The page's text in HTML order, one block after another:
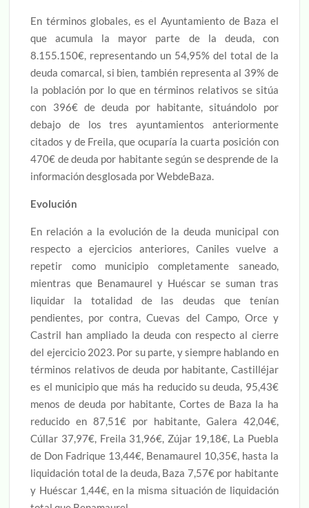
En términos globales, es el Ayuntamiento de Baza el
que acumula la mayor parte de la deuda, con
8.155.150€, representando un 54,95% del total de la
deuda comarcal, si bien, también representa al 39% de
la población por lo que en términos relativos se sitúa
con 396€ de deuda por habitante, situándolo por
debajo de los tres ayuntamientos anteriormente
citados y de Freila, que ocuparía la cuarta posición con
470€ de deuda por habitante según se desprende de la
información desglosada por WebdeBaza.
Evolución
En relación a la evolución de la deuda municipal con
respecto a ejercicios anteriores, Caniles vuelve a
repetir como municipio completamente saneado,
mientras que Benamaurel y Huéscar se suman tras
liquidar la totalidad de las deudas que tenían
pendientes, por contra, Cuevas del Campo, Orce y
Castril han ampliado la deuda con respecto al cierre
del ejercicio 2023. Por su parte, y siempre hablando en
términos relativos de deuda por habitante, Castilléjar
es el municipio que más ha reducido su deuda, 95,43€
menos de deuda por habitante, Cortes de Baza la ha
reducido en 87,51€ por habitante, Galera 42,04€,
Cúllar 37,97€, Freila 31,96€, Zújar 19,18€, La Puebla
de Don Fadrique 13,44€, Benamaurel 10,35€, hasta la
liquidación total de la deuda, Baza 7,57€ por habitante
y Huéscar 1,44€, en la misma situación de liquidación